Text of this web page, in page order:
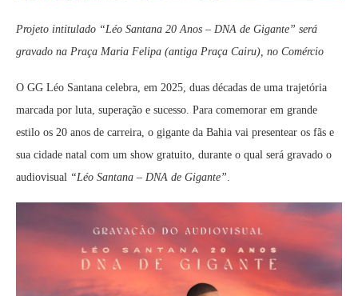
Projeto intitulado “Léo Santana 20 Anos – DNA de Gigante” será
gravado na Praça Maria Felipa (antiga Praça Cairu), no Comércio
O GG Léo Santana celebra, em 2025, duas décadas de uma trajetória
marcada por luta, superação e sucesso. Para comemorar em grande
estilo os 20 anos de carreira, o gigante da Bahia vai presentear os fãs e
sua cidade natal com um show gratuito, durante o qual será gravado o
audiovisual “Léo Santana – DNA de Gigante”.